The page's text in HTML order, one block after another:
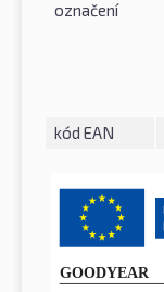
označení
kód EAN